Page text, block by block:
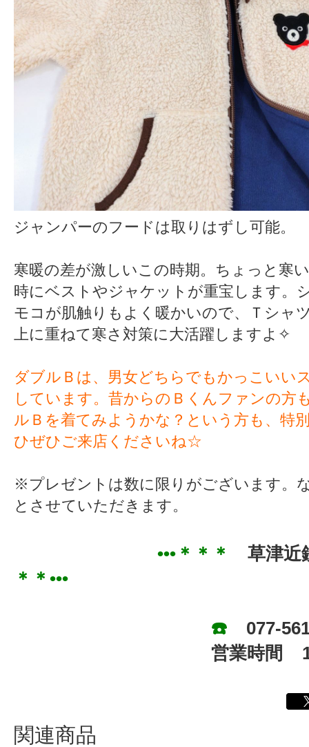
ジャンパーのフードは取りはずし可能。
寒暖の差が激しいこの時期。ちょっと寒
時にベストやジャケットが重宝します。
モコが肌触りもよく暖かいので、Ｔシャ
上に重ねて寒さ対策に大活躍しますよ✧
ダブルＢは、男女どちらでもかっこいい
しています。昔からのＢくんファンの方
ルＢを着てみようかな？という方も、特
ひぜひご来店くださいね☆
※プレゼントは数に限りがございます。
とさせていただきます。
•••＊＊＊ 草津近
＊＊•••
☎️ 077-
営業時間
関連商品